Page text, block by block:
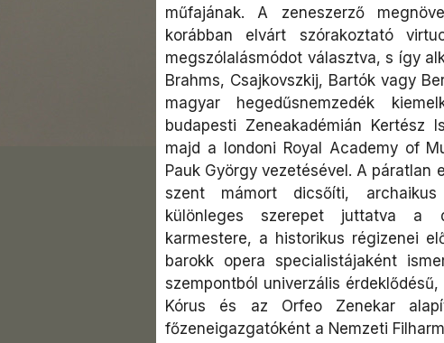
műfajának. A zeneszerző
korábban elvárt szórakoztató
megszólalásmódot választva, s így
Brahms, Csajkovszkij, Bartók vagy
magyar hegedűsnemzedék
budapesti Zeneakadémián Kertész
majd a londoni Royal Academy of
Pauk György vezetésével. A páratlan
szent mámort dicsőíti, archaikus
különleges szerepet juttatva a
karmestere, a historikus régizenei
barokk opera specialistájaként
szempontból univerzális
Kórus és az Orfeo Zenekar
főzeneigazgatóként a Nemzeti